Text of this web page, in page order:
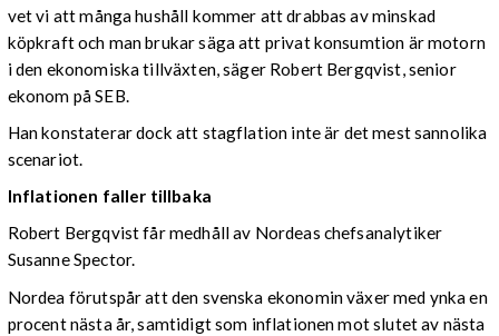
vet vi att många hushåll kommer att drabbas av minskad
köpkraft och man brukar säga att privat konsumtion är motorn
i den ekonomiska tillväxten, säger Robert Bergqvist, senior
ekonom på SEB.
Han konstaterar dock att stagflation inte är det mest sannolika
scenariot.
Inflationen faller tillbaka
Robert Bergqvist får medhåll av Nordeas chefsanalytiker
Susanne Spector.
Nordea förutspår att den svenska ekonomin växer med ynka en
procent nästa år, samtidigt som inflationen mot slutet av nästa